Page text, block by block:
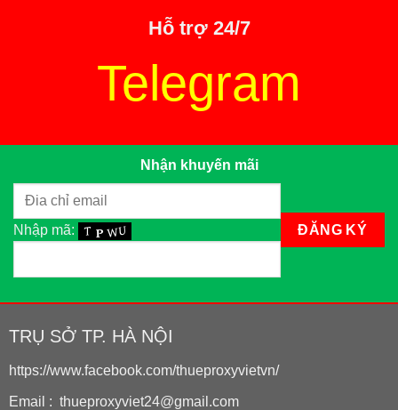
Hỗ trợ 24/7
Telegram
Nhận khuyến mãi
Nhập mã:
TRỤ SỞ TP. HÀ NỘI
https://www.facebook.com/thueproxyvietvn/
Email : thueproxyviet24@gmail.com